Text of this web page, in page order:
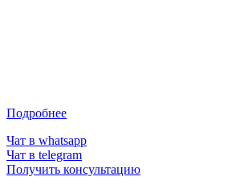
Подробнее
Чат в whatsapp
Чат в telegram
Получить консультацию